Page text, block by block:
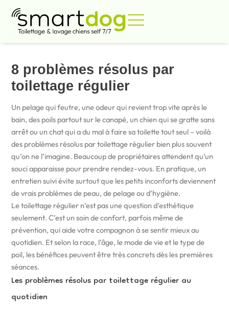
contenu
8 problèmes résolus par
toilettage régulier
Un pelage qui feutre, une odeur qui revient trop vite après le
bain, des poils partout sur le canapé, un chien qui se gratte sans
arrêt ou un chat qui a du mal à faire sa toilette tout seul – voilà
des problèmes résolus par toilettage régulier bien plus souvent
qu’on ne l’imagine. Beaucoup de propriétaires attendent qu’un
souci apparaisse pour prendre rendez-vous. En pratique, un
entretien suivi évite surtout que les petits inconforts deviennent
de vrais problèmes de peau, de pelage ou d’hygiène.
Le toilettage régulier n’est pas une question d’esthétique
seulement. C’est un soin de confort, parfois même de
prévention, qui aide votre compagnon à se sentir mieux au
quotidien. Et selon la race, l’âge, le mode de vie et le type de
poil, les bénéfices peuvent être très concrets dès les premières
séances.
Les problèmes résolus par toilettage régulier au
quotidien